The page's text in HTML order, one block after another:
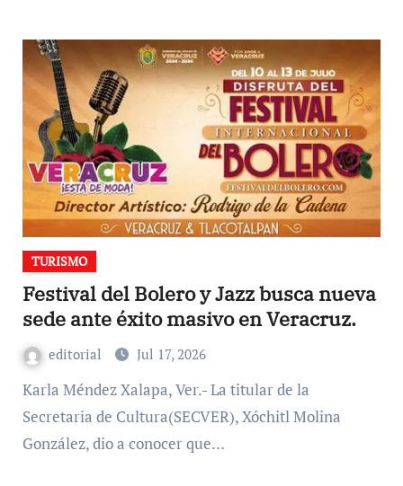
TURISMO
Festival del Bolero y Jazz busca nueva
sede ante éxito masivo en Veracruz.
editorial Jul 17, 2026
Karla Méndez Xalapa, Ver.- La titular de la
Secretaria de Cultura(SECVER), Xóchitl Molina
González, dio a conocer que…